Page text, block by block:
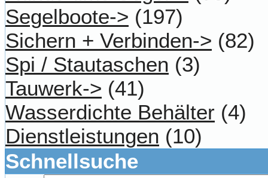
Segelboote-> (197)
Sichern + Verbinden-> (82)
Spi / Stautaschen (3)
Tauwerk-> (41)
Wasserdichte Behälter (4)
Dienstleistungen (10)
Schnellsuche